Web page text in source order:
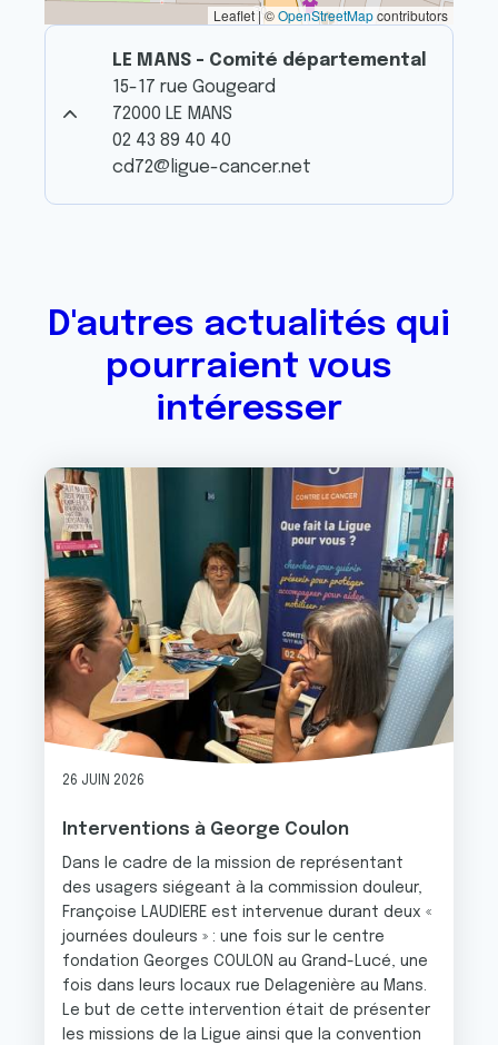
Leaflet | ©OpenStreetMapcontributors
LE MANS - Comité départemental
15-17 rue Gougeard
72000 LE MANS
02 43 89 40 40
cd72@ligue-cancer.net
D'autres actualités qui
pourraient vous
intéresser
Image
26 JUIN 2026
Interventions à George Coulon
Dans le cadre de la mission de représentant
des usagers siégeant à la commission douleur,
Françoise LAUDIERE est intervenue durant deux «
journées douleurs » : une fois sur le centre
fondation Georges COULON au Grand-Lucé, une
fois dans leurs locaux rue Delagenière au Mans.
Le but de cette intervention était de présenter
les missions de la Ligue ainsi que la convention